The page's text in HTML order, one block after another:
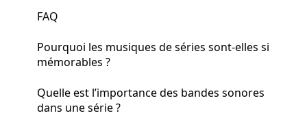
FAQ
Pourquoi les musiques de séries sont-elles si
mémorables ?
Quelle est l’importance des bandes sonores
dans une série ?